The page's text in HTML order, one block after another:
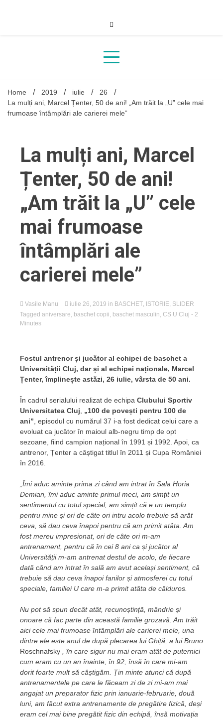
Home 2019 iulie
26
La mulți ani, Marcel Țenter, 50 de ani! „Am trăit la „U” cele mai
frumoase întâmplări ale carierei mele”
La mulți ani, Marcel
Țenter, 50 de ani!
„Am trăit la „U” cele
mai frumoase
întâmplări ale
carierei mele”
Vasile Manu iulie 26, 2019 in BASCHET, ISTORIE, SLIDER
Tagged aniversare, baschet copii, baschet masculin, CS U Cluj - 2
Minutes
Fostul antrenor și jucător al echipei de baschet a
Universității Cluj, dar și al echipei naționale, Marcel
Țenter, împlinește astăzi, 26 iulie, vârsta de 50 ani.
În cadrul serialului realizat de echipa Clubului Sportiv
Universitatea Cluj
„100 de povești pentru 100 de
ani” , episodul cu numărul 37 i-a fost dedicat celui care a
evoluat ca jucător în maioul alb-negru timp de opt
sezoane, fiind campion național în 1991 și 1992. Apoi, ca
antrenor, Țenter a câștigat titlul în 2011 și Cupa României
în 2016.
„Îmi aduc aminte prima zi când am intrat în Sala Horia
Demian, îmi aduc aminte primul meci, am simțit un
sentimentul cu totul special, am simțit că e un templu
pentru mine și ori de câte ori intru acolo trebuie să arăt
ceva, să dau ceva înapoi pentru că am primit atâta. Am
fost mereu impresionat, ori de câte ori m-am
antrenament, pentru că în cei 8 ani ca și jucător al
Universității m-am antrenat destul de acolo, de fiecare
dată când am intrat în sală am avut același sentiment, că
trebuie să dau ceva înapoi fanilor și atmosferei cu totul
speciale, familiei U care m-a primit atâta de călduros.
Nu pot să spun decât atât, recunoștință, mândrie și
onoare că fac parte din această familie grozavă. Am trăit
aici cele mai frumoase întâmplări ale carierei mele, una
dintre ele este anul de după plecarea lui Ghiță, a lui Bruno
Roschnafsky
, în care sigur nu mai eram atât de puternici
cum eram cu un an înainte, în 92, însă în care mi-am
dorit foarte mult să câștigăm. Țin minte atunci că după
antrenamentele pe care le făceam zi de zi mi-am mai
angajat un preparator fizic prin ianuarie-februarie, două
luni, am făcut extra antrenamente de pregătire fizică, deși
eram cel mai bine pregătit fizic din echipă, însă motivația